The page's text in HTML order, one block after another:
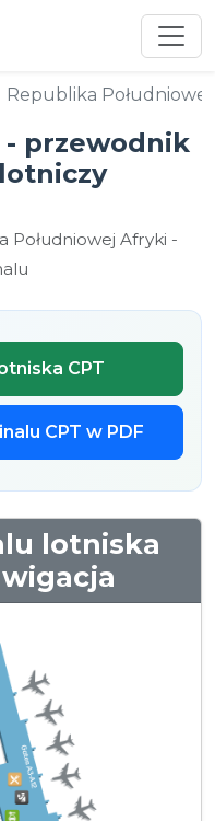
Republika
- przewodnik
Południowej Afryki -
CPT
CPT w PDF
lotniska